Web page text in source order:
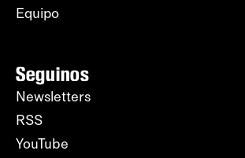
Equipo
Seguinos
Newsletters
RSS
YouTube